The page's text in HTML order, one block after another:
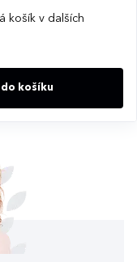
košík v dalších
košíku